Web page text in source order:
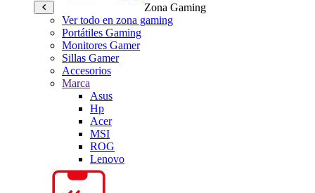
Zona Gaming
Ver todo en zona gaming
Portátiles Gaming
Monitores Gamer
Sillas Gamer
Accesorios
Marca
Asus
Hp
Acer
MSI
ROG
Lenovo